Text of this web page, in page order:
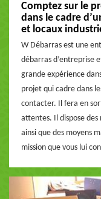
Comptez sur le
dans le cadre
et locaux
W Débarras est une
débarras d’entreprise
grande expérience
projet qui cadre dans
contacter. Il fera en
attentes. Il dispose
ainsi que des moyens
mission que vous lui